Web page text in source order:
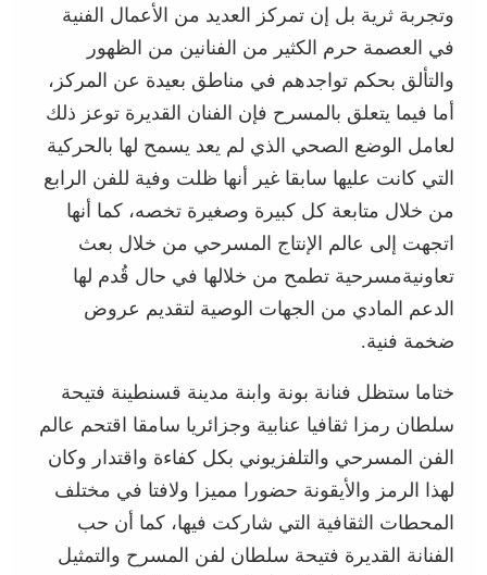
وتجربة ثرية بل إن تمركز العديد من الأعمال الفنية
في العصمة حرم الكثير من الفنانين من الظهور
والتألق بحكم تواجدهم في مناطق بعيدة عن المركز،
أما فيما يتعلق بالمسرح فإن الفنان القديرة توعز ذلك
لعامل الوضع الصحي الذي لم يعد يسمح لها بالحركية
التي كانت عليها سابقا غير أنها ظلت وفية للفن الرابع
من خلال متابعة كل كبيرة وصغيرة تخصه، كما أنها
اتجهت إلى عالم الإنتاج المسرحي من خلال بعث
تعاونيةمسرحية تطمح من خلالها في حال قُدم لها
الدعم المادي من الجهات الوصية لتقديم عروض
ضخمة فنية.
ختاما ستظل فنانة بونة وابنة مدينة قسنطينة فتيحة
سلطان رمزا ثقافيا عنابية وجزائريا سامقا اقتحم عالم
الفن المسرحي والتلفزيوني بكل كفاءة واقتدار وكان
لهذا الرمز والأيقونة حضورا مميزا ولافتا في مختلف
المحطات الثقافية التي شاركت فيها، كما أن حب
الفنانة القديرة فتيحة سلطان لفن المسرح والتمثيل